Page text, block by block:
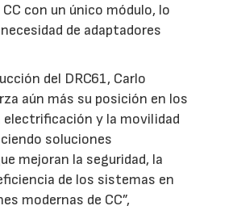
con un único módulo, lo
de adaptadores
del DRC61, Carlo
aún más su posición en los
electrificación y la movilidad
soluciones
mejoran la seguridad, la
de los sistemas en
modernas de CC”,